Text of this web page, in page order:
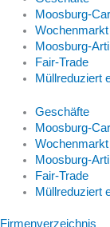
Moosburg-
Wochenmarkt
Moosburg-
Fair-Trade
Müllreduziert
Geschäfte
Moosburg-
Wochenmarkt
Moosburg-
Fair-Trade
Müllreduziert
Firmenverzeichnis